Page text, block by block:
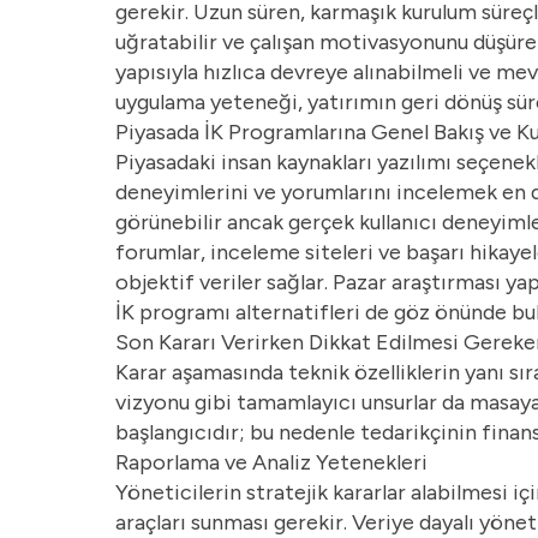
gerekir. Uzun süren, karmaşık kurulum
uğratabilir ve çalışan motivasyonunu
yapısıyla hızlıca devreye alınabilmeli ve
uygulama yeteneği, yatırımın geri dönüş
Piyasada İK Programlarına Genel Bakış ve
Piyasadaki insan kaynakları yazılımı
deneyimlerini ve yorumlarını incelemek en
görünebilir ancak gerçek kullanıcı
forumlar, inceleme siteleri ve başarı
objektif veriler sağlar. Pazar araştırması
İK programı alternatifleri de göz önünde
Son Kararı Verirken Dikkat Edilmesi
Karar aşamasında teknik özelliklerin yanı
vizyonu gibi tamamlayıcı unsurlar da
başlangıcıdır; bu nedenle tedarikçinin
Raporlama ve Analiz Yetenekleri
Yöneticilerin stratejik kararlar alabilmesi
araçları sunması gerekir. Veriye dayalı